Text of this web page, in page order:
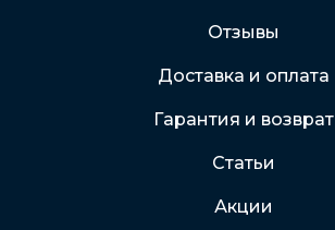
Отзывы
Доставка и оплата
Гарантия и возврат
Статьи
Акции